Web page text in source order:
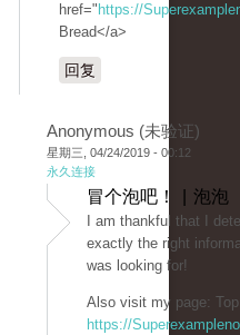
href=" https://
Bread</a>
回复
Anonymous (未验证)
星期三, 04/24/2019 - 00:12
永久连接
冒个泡吧！ | 泡泡
I am thankful that I
exactly the right
was looking for!
Also visit my page:
https://